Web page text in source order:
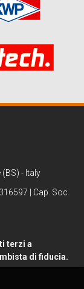
- Italy
| Cap. Soc.
terzi a
di fiducia.